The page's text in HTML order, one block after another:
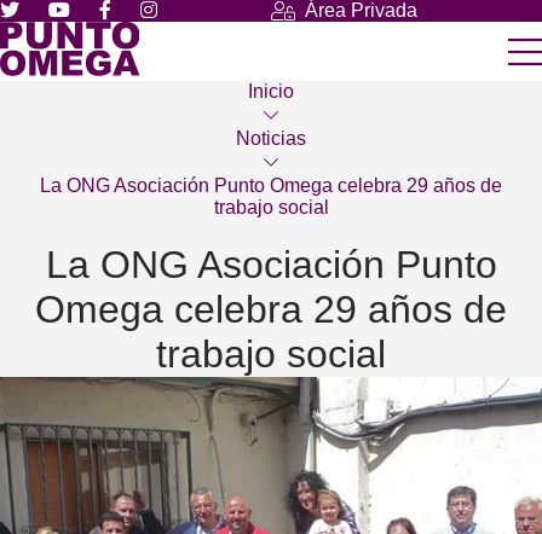
Área Privada
Inicio
Noticias
La ONG Asociación Punto Omega celebra 29 años de
trabajo social
La ONG Asociación Punto
Omega celebra 29 años de
trabajo social